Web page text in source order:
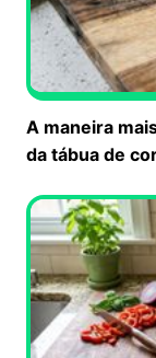
A maneira
da tábua de